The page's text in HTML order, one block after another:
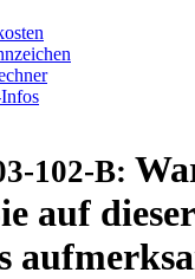
102-B:
auf